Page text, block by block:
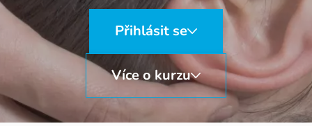
Přihlásit se
Více o kurzu